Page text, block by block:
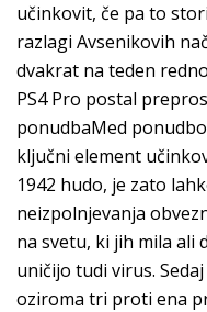
učinkovit, če pa to
razlagi Avsenikovih
dvakrat na teden
PS4 Pro postal
ponudbaMed
ključni element
1942 hudo, je zato
neizpolnjevanja
na svetu, ki jih mila ali
uničijo tudi virus.
oziroma tri proti ena